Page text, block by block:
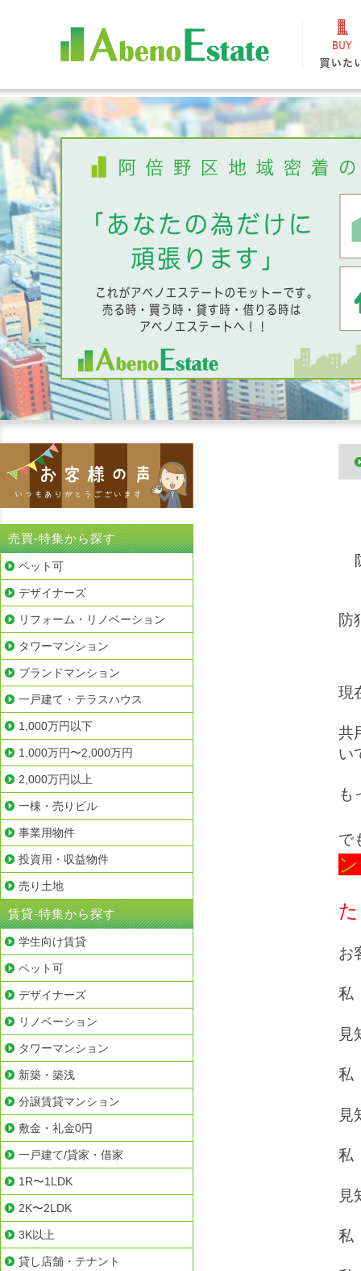
防
現
共
い
も
で
お
私
見
私
見
私
見
私
売買-特集から探す
ペット可
デザイナーズ
リフォーム・リノベーション
タワーマンション
ブランドマンション
一戸建て・テラスハウス
1,000万円以下
1,000万円〜2,000万円
2,000万円以上
一棟・売りビル
事業用物件
投資用・収益物件
売り土地
賃貸-特集から探す
学生向け賃貸
ペット可
デザイナーズ
リノベーション
タワーマンション
新築・築浅
分譲賃貸マンション
敷金・礼金0円
一戸建て/貸家・借家
1R〜1LDK
2K〜2LDK
3K以上
貸し店舗・テナント